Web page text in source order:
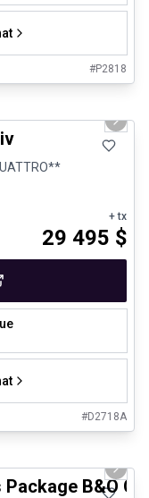
#P2818
Next
+ tx
29 495 $
#D2718A
Next
B&O